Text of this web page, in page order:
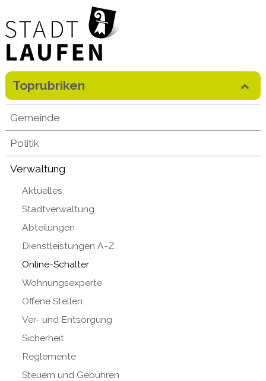
Direkt zum Inhalt springen
Mobilenavigation
Gemeinde
Politik
Verwaltung
Aktuelles
Stadtverwaltung
Abteilungen
Dienstleistungen A-Z
Online-Schalter
Wohnungsexperte
Offene Stellen
Ver- und Entsorgung
Sicherheit
Reglemente
Steuern und Gebühren
Toprubriken